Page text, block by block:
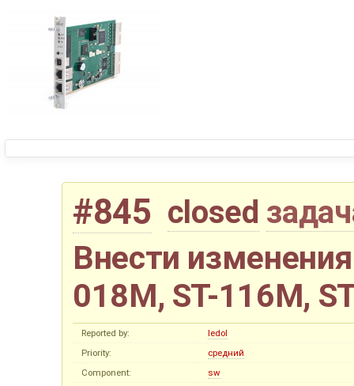
#845 closed
Внести
018M, ST-116M,
Reported by:
ledol
Priority:
средний
Component:
sw